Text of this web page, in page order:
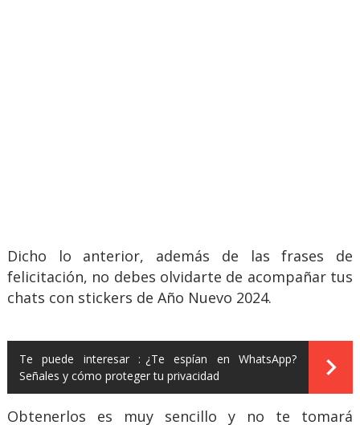
Dicho lo anterior, además de las frases de
felicitación, no debes olvidarte de acompañar tus
chats con stickers de Año Nuevo 2024.
Te puede interesar : ¿Te espían en WhatsApp?
Señales y cómo proteger tu privacidad
Obtenerlos es muy sencillo y no te tomará